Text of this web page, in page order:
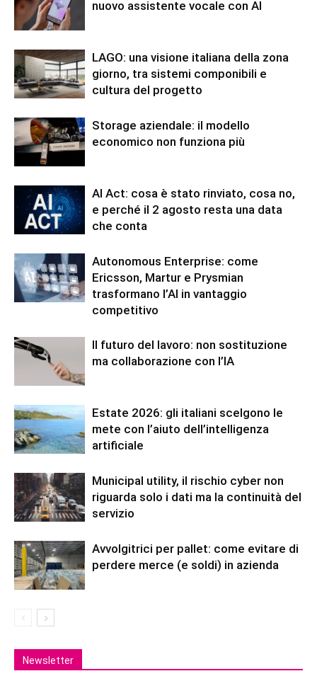
nuovo assistente vocale con AI
LAGO: una visione italiana della zona
giorno, tra sistemi componibili e
cultura del progetto
Storage aziendale: il modello
economico non funziona più
AI Act: cosa è stato rinviato, cosa no,
e perché il 2 agosto resta una data
che conta
Autonomous Enterprise: come
Ericsson, Martur e Prysmian
trasformano l’AI in vantaggio
competitivo
Il futuro del lavoro: non sostituzione
ma collaborazione con l’IA
Estate 2026: gli italiani scelgono le
mete con l’aiuto dell’intelligenza
artificiale
Municipal utility, il rischio cyber non
riguarda solo i dati ma la continuità del
servizio
Avvolgitrici per pallet: come evitare di
perdere merce (e soldi) in azienda
Newsletter